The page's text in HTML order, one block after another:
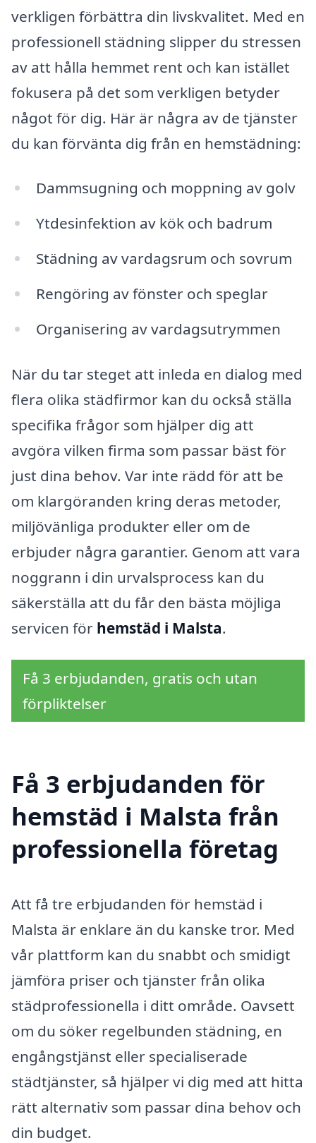
verkligen förbättra din livskvalitet. Med en
professionell städning slipper du stressen
av att hålla hemmet rent och kan istället
fokusera på det som verkligen betyder
något för dig. Här är några av de tjänster
du kan förvänta dig från en hemstädning:
Dammsugning och moppning av golv
Ytdesinfektion av kök och badrum
Städning av vardagsrum och sovrum
Rengöring av fönster och speglar
Organisering av vardagsutrymmen
När du tar steget att inleda en dialog med
flera olika städfirmor kan du också ställa
specifika frågor som hjälper dig att
avgöra vilken firma som passar bäst för
just dina behov. Var inte rädd för att be
om klargöranden kring deras metoder,
miljövänliga produkter eller om de
erbjuder några garantier. Genom att vara
noggrann i din urvalsprocess kan du
säkerställa att du får den bästa möjliga
servicen för hemstäd i Malsta.
Få 3 erbjudanden, gratis och utan
förpliktelser
Få 3 erbjudanden för
hemstäd i Malsta från
professionella företag
Att få tre erbjudanden för hemstäd i
Malsta är enklare än du kanske tror. Med
vår plattform kan du snabbt och smidigt
jämföra priser och tjänster från olika
städprofessionella i ditt område. Oavsett
om du söker regelbunden städning, en
engångstjänst eller specialiserade
städtjänster, så hjälper vi dig med att hitta
rätt alternativ som passar dina behov och
din budget.